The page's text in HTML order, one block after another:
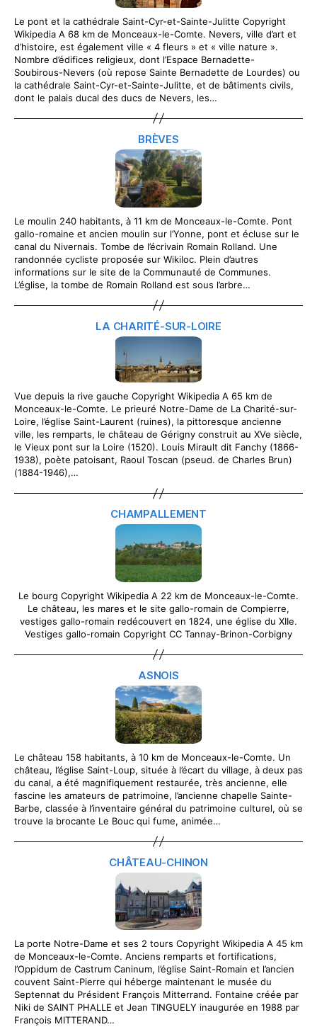
Le pont et la cathédrale Saint-Cyr-et-Sainte-Julitte Copyright
Wikipedia A 68 km de Monceaux-le-Comte. Nevers, ville d’art et
d’histoire, est également ville « 4 fleurs » et « ville nature ».
Nombre d’édifices religieux, dont l’Espace Bernadette-
Soubirous-Nevers (où repose Sainte Bernadette de Lourdes) ou
la cathédrale Saint-Cyr-et-Sainte-Julitte, et de bâtiments civils,
dont le palais ducal des ducs de Nevers, les…
BRÈVES
Le moulin 240 habitants, à 11 km de Monceaux-le-Comte. Pont
gallo-romaine et ancien moulin sur l’Yonne, pont et écluse sur le
canal du Nivernais. Tombe de l’écrivain Romain Rolland. Une
randonnée cycliste proposée sur Wikiloc. Plein d’autres
informations sur le site de la Communauté de Communes.
L’église, la tombe de Romain Rolland est sous l’arbre…
LA CHARITÉ-SUR-LOIRE
Vue depuis la rive gauche Copyright Wikipedia A 65 km de
Monceaux-le-Comte. Le prieuré Notre-Dame de La Charité-sur-
Loire, l’église Saint-Laurent (ruines), la pittoresque ancienne
ville, les remparts, le château de Gérigny construit au XVe siècle,
le Vieux pont sur la Loire (1520). Louis Mirault dit Fanchy (1866-
1938), poète patoisant, Raoul Toscan (pseud. de Charles Brun)
(1884-1946),…
CHAMPALLEMENT
Le bourg Copyright Wikipedia A 22 km de Monceaux-le-Comte.
Le château, les mares et le site gallo-romain de Compierre,
vestiges gallo-romain redécouvert en 1824, une église du XIIe.
Vestiges gallo-romain Copyright CC Tannay-Brinon-Corbigny
ASNOIS
Le château 158 habitants, à 10 km de Monceaux-le-Comte. Un
château, l’église Saint-Loup, située à l’écart du village, à deux pas
du canal, a été magnifiquement restaurée, très ancienne, elle
fascine les amateurs de patrimoine, l’ancienne chapelle Sainte-
Barbe, classée à l’inventaire général du patrimoine culturel, où se
trouve la brocante Le Bouc qui fume, animée…
CHÂTEAU-CHINON
La porte Notre-Dame et ses 2 tours Copyright Wikipedia A 45 km
de Monceaux-le-Comte. Anciens remparts et fortifications,
l’Oppidum de Castrum Caninum, l’église Saint-Romain et l’ancien
couvent Saint-Pierre qui héberge maintenant le musée du
Septennat du Président François Mitterrand. Fontaine créée par
Niki de SAINT PHALLE et Jean TINGUELY inaugurée en 1988 par
François MITTERAND…